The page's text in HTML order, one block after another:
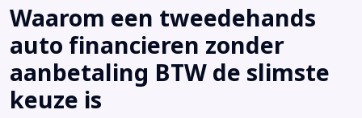
Waarom een tweedehands
auto financieren zonder
aanbetaling BTW de slimste
keuze is